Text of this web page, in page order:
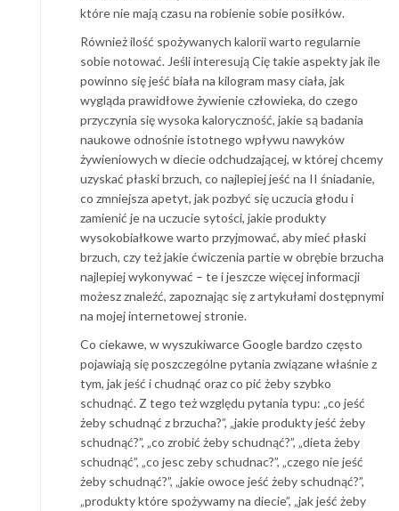
które nie mają czasu na robienie sobie posiłków.
Również ilość spożywanych kalorii warto regularnie
sobie notować. Jeśli interesują Cię takie aspekty jak ile
powinno się jeść biała na kilogram masy ciała, jak
wygląda prawidłowe żywienie człowieka, do czego
przyczynia się wysoka kaloryczność, jakie są badania
naukowe odnośnie istotnego wpływu nawyków
żywieniowych w diecie odchudzającej, w której chcemy
uzyskać płaski brzuch, co najlepiej jeść na II śniadanie,
co zmniejsza apetyt, jak pozbyć się uczucia głodu i
zamienić je na uczucie sytości, jakie produkty
wysokobiałkowe warto przyjmować, aby mieć płaski
brzuch, czy też jakie ćwiczenia partie w obrębie brzucha
najlepiej wykonywać – te i jeszcze więcej informacji
możesz znaleźć, zapoznając się z artykułami dostępnymi
na mojej internetowej stronie.
Co ciekawe, w wyszukiwarce Google bardzo często
pojawiają się poszczególne pytania związane właśnie z
tym, jak jeść i chudnąć oraz co pić żeby szybko
schudnąć. Z tego też względu pytania typu: „co jeść
żeby schudnąć z brzucha?”, „jakie produkty jeść żeby
schudnąć?”, „co zrobić żeby schudnąć?”, „dieta żeby
schudnąć”, „co jesc zeby schudnac?”, „czego nie jeść
żeby schudnąć?”, „jakie owoce jeść żeby schudnąć?”,
„produkty które spożywamy na diecie”, „jak jeść żeby